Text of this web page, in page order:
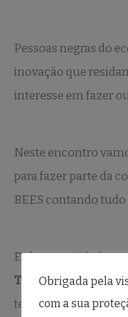
Pessoas negras do
inovação que
interesse em fazer
Neste encontro
para fazer parte da
BEES contando
E claro, novidades e
Tech Conf | Update
tecnologia do Afroya,
Obrigada pela
com a sua